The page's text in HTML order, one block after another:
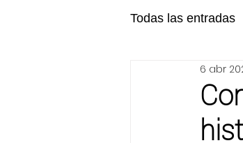
Todas las entradas
Navidad6 abr